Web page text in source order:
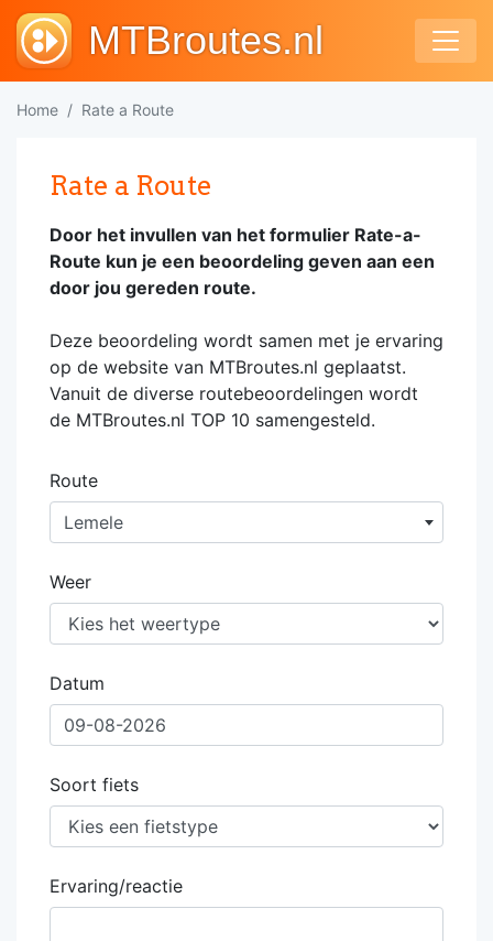
MTBroutes.nl
Home Rate a Route
Rate a Route
Door het invullen van het formulier Rate-a-
Route kun je een beoordeling geven aan een
door jou gereden route.
Deze beoordeling wordt samen met je ervaring
op de website van MTBroutes.nl geplaatst.
Vanuit de diverse routebeoordelingen wordt
de MTBroutes.nl TOP 10 samengesteld.
Route
Lemele
Weer
Datum
Soort fiets
Ervaring/reactie